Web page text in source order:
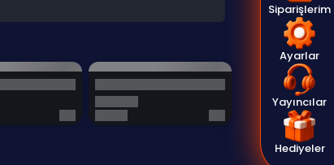
Siparişlerim
Ayarlar
Yayıncılar
Hediyeler